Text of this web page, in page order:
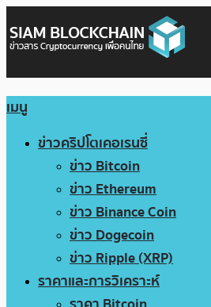
เมนู
ข่าวคริปโตเคอเรนซี่
ข่าว Bitcoin
ข่าว Ethereum
ข่าว Binance Coin
ข่าว Dogecoin
ข่าว Ripple (XRP)
ราคาและการวิเคราะห์